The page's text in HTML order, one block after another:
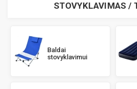
STOVYKLAVIMAS /
Baldai
stovyklavimui